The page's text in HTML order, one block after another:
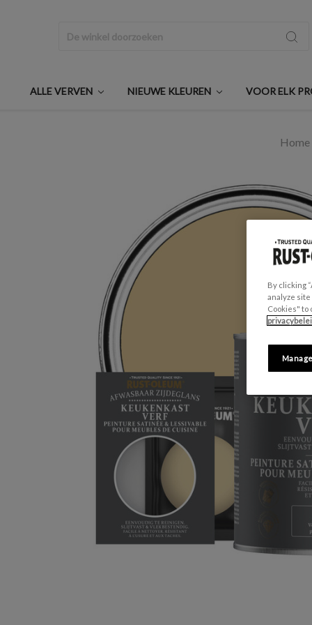
ALLE VERVEN NIEUWE KLEUREN VOOR ELK
Home
By clicking
analyze
Cookies" to